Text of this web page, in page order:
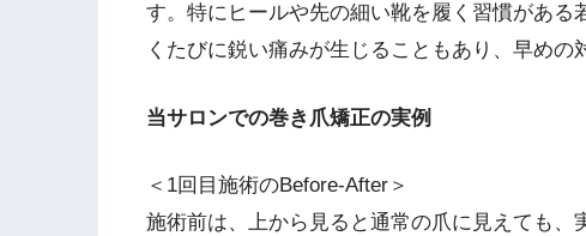
す。特にヒールや先の細い靴を履く習慣があ
くたびに鋭い痛みが生じることもあり、早めの
当サロンでの巻き爪矯正の実例
＜1回目施術のBefore-After＞
施術前は、上から見ると通常の爪に見えても